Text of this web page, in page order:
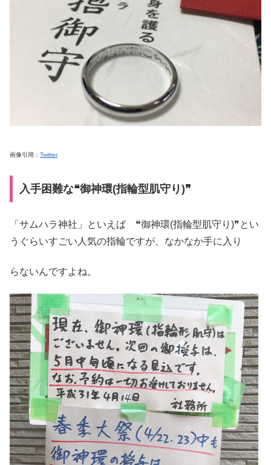
画像引用： Twitter
入手困難な❝御神環(指輪型肌守り)❞
「サムハラ神社」といえば ❝御神環(指輪型肌守り)❞とい
うぐらいすごい人気の指輪ですが、なかなか手に入り
らないんですよね。